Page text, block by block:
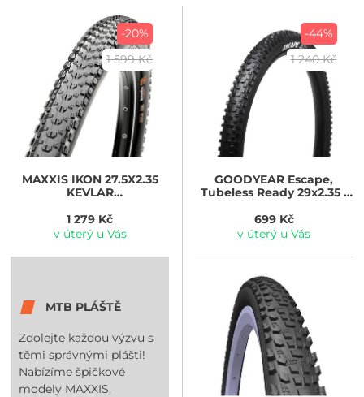
-20%
1 599 Kč
MAXXISIKON 27.5X2.35
KEVLAR
1 279 Kč
v úterý u Vás
-44%
1 240 Kč
GOODYEAR Escape,
Tubeless Ready 29x2.35 /
699 Kč
v úterý u Vás
MTB PLÁŠTĚ
Zdolejte každou výzvu s
těmi správnými plášti!
Nabízíme špičkové
modely MAXXIS,